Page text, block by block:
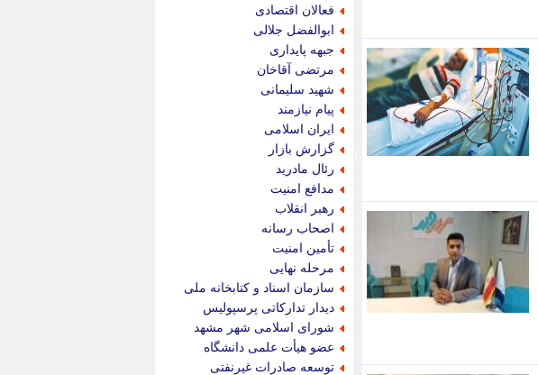
فعالان اقتصادی
ابوالفضل جلالی
جبهه پایداری
مرتضی آقاخان
شهید سلیمانی
پیام نیازمند
ایران اسلامی
گزارش بازار
رئال مادرید
مدافع امنیت
رهبر انقلاب
اصحاب رسانه
تأمین امنیت
مرحله نهایی
سازمان اسناد و کتابخانه ملی
دیدار تدارکاتی پرسپولیس
شورای اسلامی شهر مشهد
عضو هیأت علمی دانشگاه
توسعه صادرات غیرنفتی